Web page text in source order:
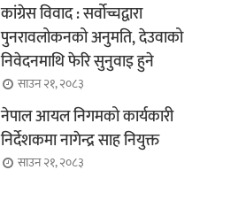
कांग्रेस विवाद : सर्वोच्चद्वारा
पुनरावलोकनको अनुमति, देउवाको
निवेदनमाथि फेरि सुनुवाइ हुने
साउन २१, २०८३
नेपाल आयल निगमको कार्यकारी
निर्देशकमा नागेन्द्र साह नियुक्त
साउन २१, २०८३